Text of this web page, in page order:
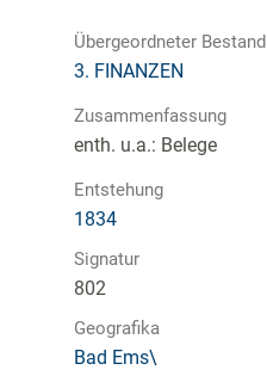
Übergeordneter Bestand
3. FINANZEN
Zusammenfassung
enth. u.a.: Belege
Entstehung
1834
Signatur
802
Geografika
Bad Ems\